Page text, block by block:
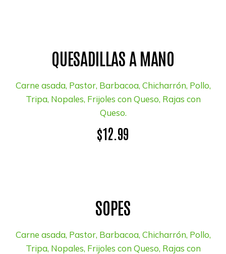
QUESADILLAS A MANO
Carne asada, Pastor, Barbacoa, Chicharrón, Pollo,
Tripa, Nopales, Frijoles con Queso, Rajas con
Queso.
$12.99
SOPES
Carne asada, Pastor, Barbacoa, Chicharrón, Pollo,
Tripa, Nopales, Frijoles con Queso, Rajas con